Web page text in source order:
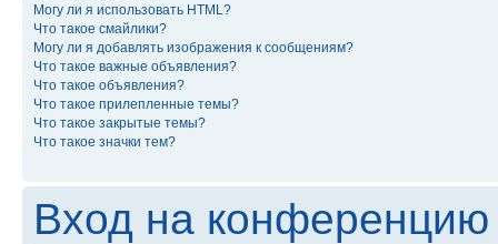
Могу ли я использовать HTML?
Что такое смайлики?
Могу ли я добавлять изображения к сообщениям?
Что такое важные объявления?
Что такое объявления?
Что такое прилепленные темы?
Что такое закрытые темы?
Что такое значки тем?
Вход на конференцию